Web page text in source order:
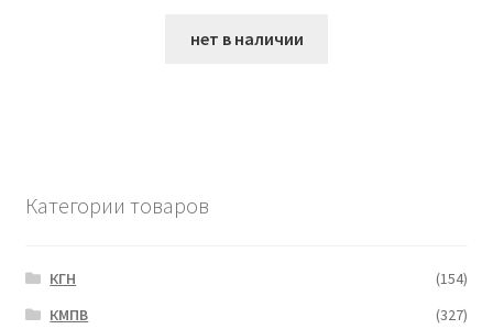
нет в наличии
Категории товаров
КГН
(154)
КМПВ
(327)